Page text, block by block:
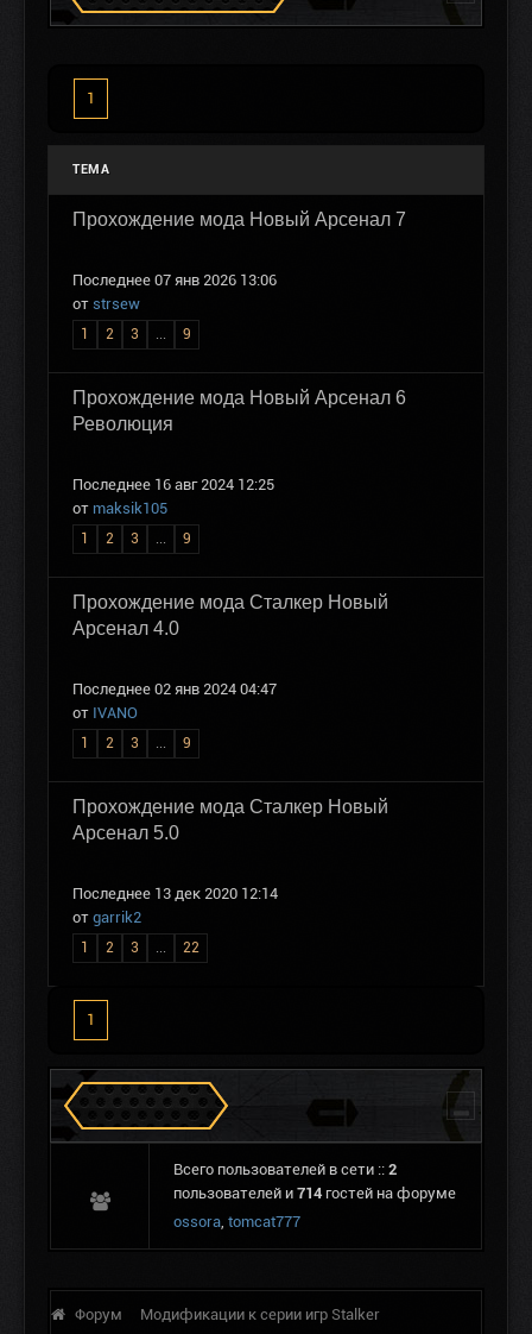
1
ТЕМА
Прохождение мода Новый Арсенал 7
Последнее 07 янв 2026 13:06
от strsew
1 2 3 ... 9
Прохождение мода Новый Арсенал 6
Революция
Последнее 16 авг 2024 12:25
от maksik105
1 2 3 ... 9
Прохождение мода Сталкер Новый
Арсенал 4.0
Последнее 02 янв 2024 04:47
от IVANO
1 2 3 ... 9
Прохождение мода Сталкер Новый
Арсенал 5.0
Последнее 13 дек 2020 12:14
от garrik2
1 2 3 ... 22
1
Сталкеров в Зоне
Всего пользователей в сети :: 2
пользователей и 714 гостей на форуме
ossora tomcat777
Форум Модификации к серии игр Stalker